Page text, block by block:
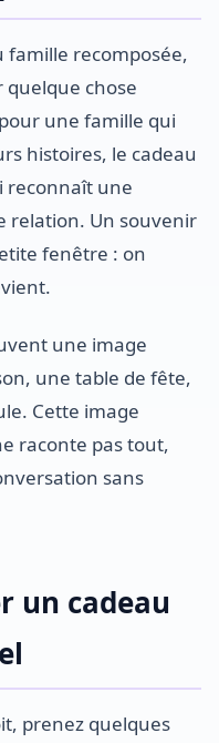
famille recomposée,
quelque chose
une famille qui
histoires, le cadeau
reconnaît une
relation. Un souvenir
fenêtre : on
une image
une table de fête,
Cette image
raconte pas tout,
sans
un cadeau
prenez quelques